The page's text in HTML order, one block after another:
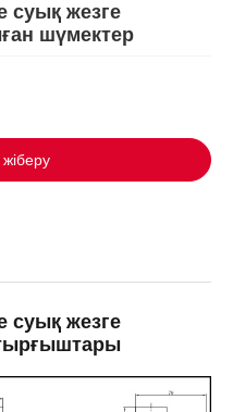
суық жезге
шүмектер
суық жезге